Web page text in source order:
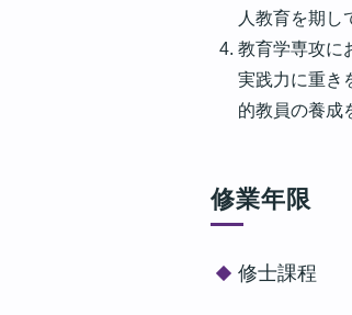
人教育を期し
教育学専攻に
実践力に重き
的教員の養成
修業年限
修士課程